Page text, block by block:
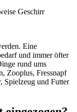
Geschirr
Eine
und immer öfter
rund ums
Zooplus, Fressnapf
Spielzeug und Futter